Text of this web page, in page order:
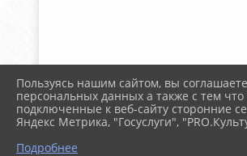
Пользуясь нашим сайтом, вы
персональных данных а также с тем
подключенные к веб-сайту сторонние
Яндекс Метрика, "Госуслуги",
Подробнее